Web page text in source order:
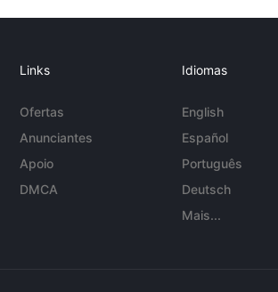
Links
Ofertas
Anunciantes
Apoio
DMCA
Idiomas
English
Español
Português
Deutsch
Mais...